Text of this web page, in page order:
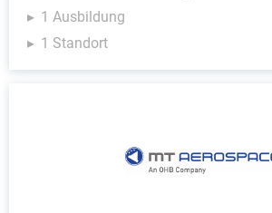
1 Ausbildung
1 Standort